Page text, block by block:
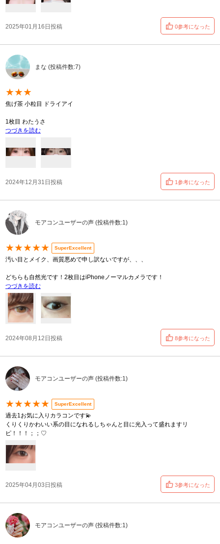
2025年01月16日投稿 0参考になった
まな (投稿件数:7)
★★★
焦げ茶 小粒目 ドライアイ
1枚目 わたうさ
つづきを読む
2024年12月31日投稿 1参考になった
モアコンユーザーの声 (投稿件数:1)
★★★★★ SuperExcellent
汚い目とメイク、画質悪めで申し訳ないですが、、、
どちらも自然光です！2枚目はiPhoneノーマルカメラです！
つづきを読む
2024年08月12日投稿 8参考になった
モアコンユーザーの声 (投稿件数:1)
★★★★★ SuperExcellent
過去1お気に入りカラコンです💫
くりくりかわいい系の目になれるしちゃんと目に光入って盛れますリ
ピ！！！；；♡
2025年04月03日投稿 3参考になった
モアコンユーザーの声 (投稿件数:1)